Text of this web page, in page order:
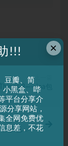
上一篇
Things 3——ipa包
歌也为
×
!!!
豆瓣、简
小黑盒、哔
平台分享介
分享网站，
全网免费优
息差，不花